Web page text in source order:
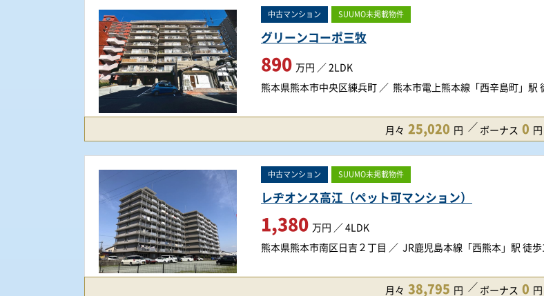
中古マンション SUUMO未掲載物件
グリーンコーポ三牧
890 万円 ／ 2LDK
熊本県熊本市中央区練兵町 熊本市電上熊本線「西辛島町」駅
月々 25,020 円 ボーナス 0 円
中古マンション SUUMO未掲載物件
レヂオンス高江（ペット可マンション）
1,380 万円 ／ 4LDK
熊本県熊本市南区日吉２丁目 JR鹿児島本線「西熊本」駅 徒歩
月々 38,795 円 ボーナス 0 円